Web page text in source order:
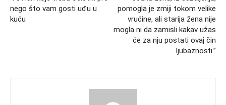
nego što vam gosti uđu u
kuću
pomogla je zmiji tokom velike
vrućine, ali starija žena nije
mogla ni da zamisli kakav užas
će za nju postati ovaj čin
ljubaznosti.”